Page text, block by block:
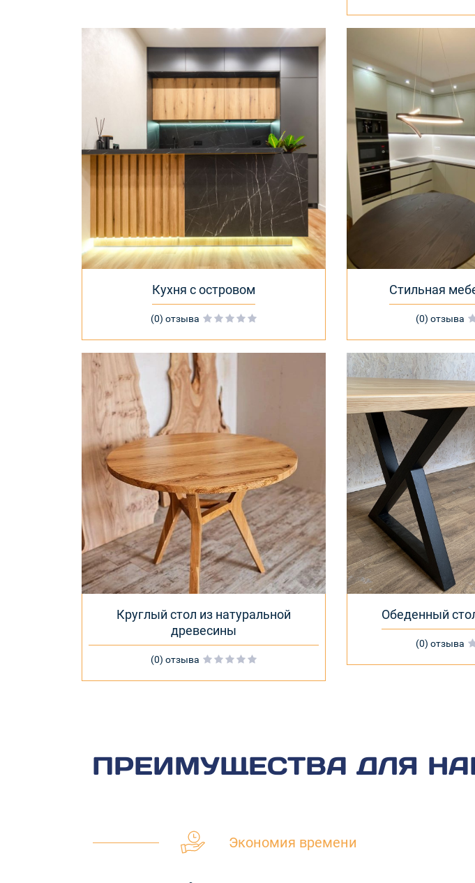
Кухня с островом
(0) отзыва
Стильная
(0) отзыва
Круглый стол из натуральной
древесины
(0) отзыва
Обеденный
(0) отзыва
ПРЕИМУЩЕСТВА ДЛЯ
Экономия времени